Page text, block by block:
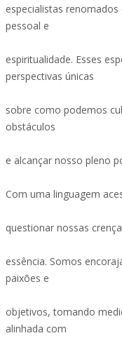
especialistas
pessoal e
espiritualidade. Esses
perspectivas únicas
sobre como podemos
obstáculos
e alcançar nosso pleno
Com uma linguagem
questionar nossas
essência. Somos
paixões e
objetivos, tomando
alinhada com